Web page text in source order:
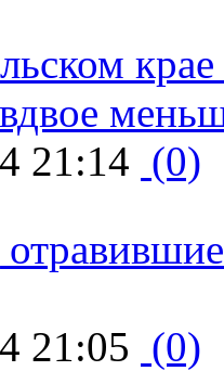
21:14 (0)
21:05 (0)